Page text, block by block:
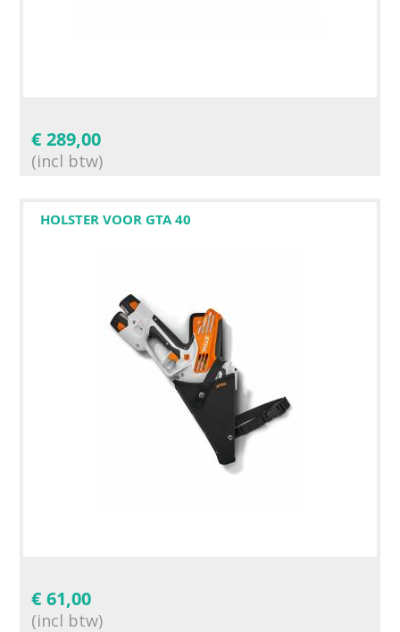
€ 289,00
(incl btw)
HOLSTER VOOR GTA 40
€ 61,00
(incl btw)